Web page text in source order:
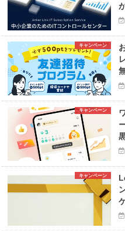
キャンペーン
キャンペーン
キャンペーン